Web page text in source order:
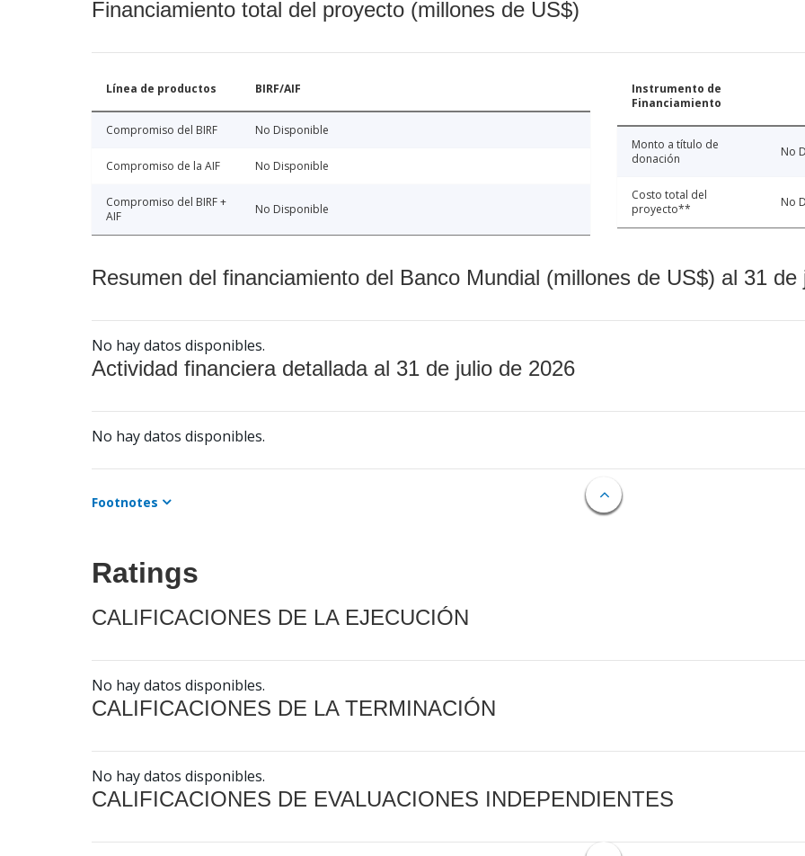
Financiamiento total del proyecto (millones de US$)
Línea de productos BIRF/AIF
Compromiso del BIRF No Disponible
Compromiso de la AIF No Disponible
Compromiso del BIRF +
AIF
No Disponible
Instrumento de
Financiamiento
Monto a título de
donación
No
Costo total del
proyecto**
No
Resumen del financiamiento del Banco Mundial (millones de US$) al 31 de
No hay datos disponibles.
Actividad financiera detallada al 31 de julio de 2026
No hay datos disponibles.
Footnotes
Ratings
CALIFICACIONES DE LA EJECUCIÓN
No hay datos disponibles.
CALIFICACIONES DE LA TERMINACIÓN
No hay datos disponibles.
CALIFICACIONES DE EVALUACIONES INDEPENDIENTES